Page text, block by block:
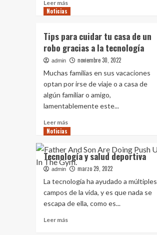
Leer más
de
dispositivos
inteligentes
lo
que
caracteriza
a
alarmas
modernas</strong>
Noticias
Tips para cuidar tu casa de un
robo gracias a la tecnología
admin noviembre 30, 2022
Muchas familias en sus vacaciones
optan por irse de viaje o a casa de
algún familiar o amigo,
lamentablemente este...
Leer más
Tips
para
cuidar
tu
casa
de
un
Noticias
Tecnología y salud deportiva
admin marzo 29, 2022
La tecnología ha ayudado a múltiples
campos de la vida, y es que nada se
escapa de ella, como es...
Leer más